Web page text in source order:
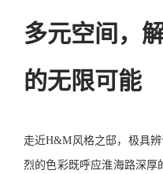
多元空间，
的无限可能
走近H&M风格之邸，极具
烈的色彩既呼应淮海路深